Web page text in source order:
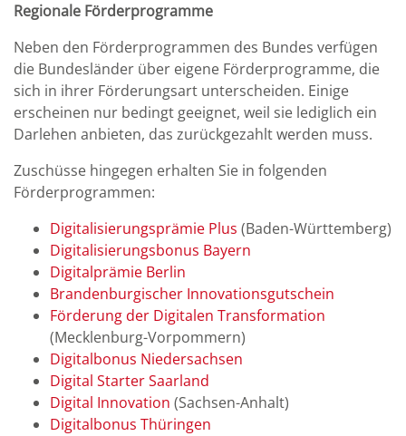
Regionale Förderprogramme
Neben den Förderprogrammen des Bundes verfügen
die Bundesländer über eigene Förderprogramme, die
sich in ihrer Förderungsart unterscheiden. Einige
erscheinen nur bedingt geeignet, weil sie lediglich ein
Darlehen anbieten, das zurückgezahlt werden muss.
Zuschüsse hingegen erhalten Sie in folgenden
Förderprogrammen:
Digitalisierungsprämie Plus (Baden-Württemberg)
Digitalisierungsbonus Bayern
Digitalprämie Berlin
Brandenburgischer Innovationsgutschein
Förderung der Digitalen Transformation
(Mecklenburg-Vorpommern)
Digitalbonus Niedersachsen
Digital Starter Saarland
Digital Innovation (Sachsen-Anhalt)
Digitalbonus Thüringen